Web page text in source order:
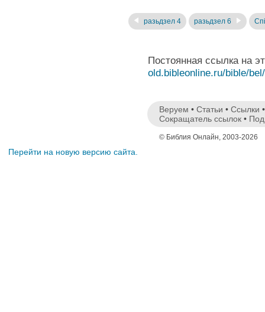
разьдзел 4 разьдзел 6
Постоянная ссылка на
old.bibleonline.ru/bible/
Веруем • Статьи • Ссылки
Сокращатель ссылок •
© Библия Онлайн, 2003-2026
Перейти на новую версию сайта.